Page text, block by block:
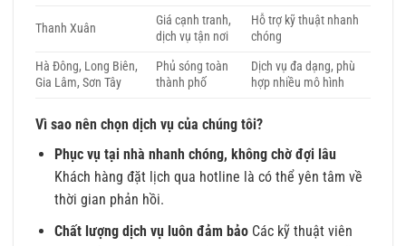
Thanh Xuân
Giá cạnh tranh,
dịch vụ tận nơi
Hỗ trợ kỹ thuật nhanh
chóng
Hà Đông, Long Biên,
Gia Lâm, Sơn Tây
Phủ sóng toàn
thành phố
Dịch vụ đa dạng, phù
hợp nhiều mô hình
Vì sao nên chọn dịch vụ của chúng tôi?
Phục vụ tại nhà nhanh chóng, không chờ đợi lâu
Khách hàng đặt lịch qua hotline là có thể yên tâm về
thời gian phản hồi.
Chất lượng dịch vụ luôn đảm bảoCác kỹ thuật viên